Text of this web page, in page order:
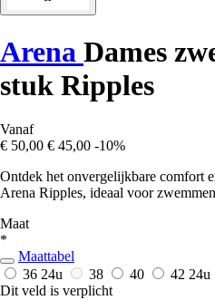
Arena Dames
stuk Ripples
Vanaf
€ 50,00 € 45,00 -10%
Ontdek het onvergelijkbare comfort
Arena Ripples, ideaal voor
Maat
*
Maattabel
36 24u 38 40 42 24u
Dit veld is verplicht